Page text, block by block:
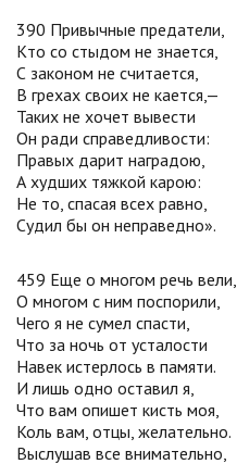
390 Привычные предатели,
Кто со стыдом не знается,
С законом не считается,
В грехах своих не кается,—
Таких не хочет вывести
Он ради справедливости:
Правых дарит наградою,
А худших тяжкой карою:
Не то, спасая всех равно,
Судил бы он неправедно».
459 Еще о многом речь вели,
О многом с ним поспорили,
Чего я не сумел спасти,
Что за ночь от усталости
Навек истерлось в памяти.
И лишь одно оставил я,
Что вам опишет кисть моя,
Коль вам, отцы, желательно.
Выслушав все внимательно,